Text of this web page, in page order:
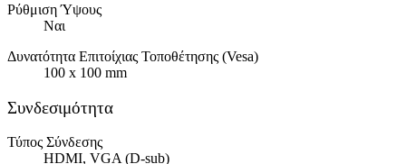
Ρύθμιση Ύψους
Ναι
Δυνατότητα Επιτοίχιας Τοποθέτησης (Vesa)
100 x 100 mm
Συνδεσιμότητα
Τύπος Σύνδεσης
HDMI, VGA (D-sub)